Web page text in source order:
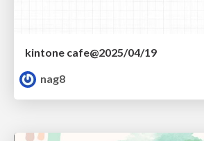
kintone cafe@2025/04/19
nag8